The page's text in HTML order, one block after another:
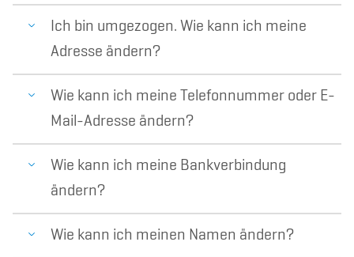
Ich bin umgezogen. Wie kann ich meine
Adresse ändern?
Wie kann ich meine Telefonnummer oder E-
Mail-Adresse ändern?
Wie kann ich meine Bankverbindung
ändern?
Wie kann ich meinen Namen ändern?